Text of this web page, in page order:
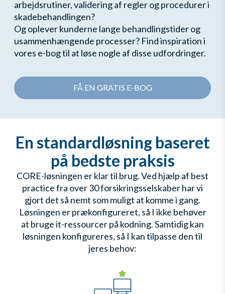
arbejdsrutiner, validering af regler og procedurer i
skadebehandlingen?
Og oplever kunderne lange behandlingstider og
usammenhængende processer? Find inspiration i
vores e-bog til at løse nogle af disse udfordringer.
FÅ EN GRATIS E-BOG
En standardløsning baseret
på bedste praksis
CORE-løsningen er klar til brug. Ved hjælp af best
practice fra over 30 forsikringsselskaber har vi
gjort det så nemt som muligt at komme i gang.
Løsningen er prækonfigureret, så I ikke behøver
at bruge it-ressourcer på kodning. Samtidig kan
løsningen konfigureres, så I kan tilpasse den til
jeres behov: